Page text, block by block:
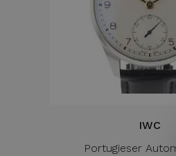
IWC
Portugieser